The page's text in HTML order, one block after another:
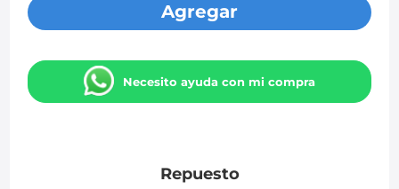
Agregar
Necesito ayuda con mi compra
Repuesto